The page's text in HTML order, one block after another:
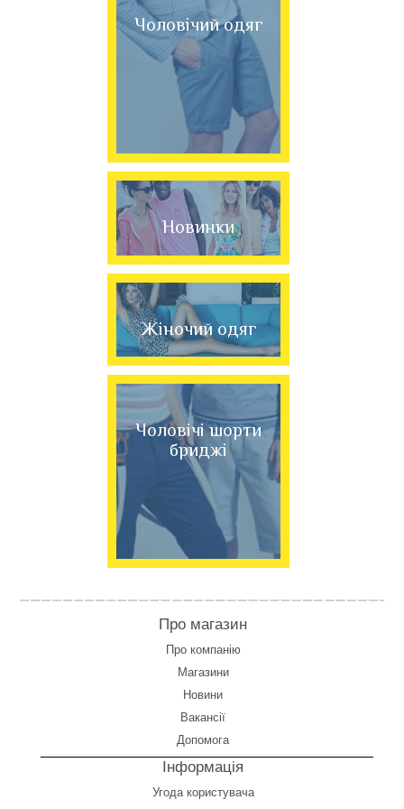
Чоловічий одяг
Новинки
Жіночий одяг
Чоловічі шорти
бриджі
Про магазин
Про компанію
Магазини
Новини
Вакансії
Допомога
Інформація
Угода користувача